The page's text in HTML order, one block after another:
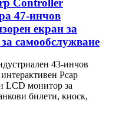
Controller
47-инчов
екран за
самообслужване